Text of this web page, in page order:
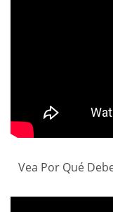
Vea Por Qué